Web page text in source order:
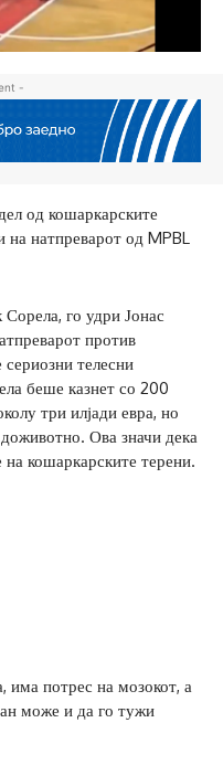
-
од кошаркарските
натпреварот од MPBL
го удри Јонас
против
телесни
беше казнет со 200
три илјади евра, но
Ова значи дека
кошаркарските терени.
има потрес на мозокот, а
може и да го тужи